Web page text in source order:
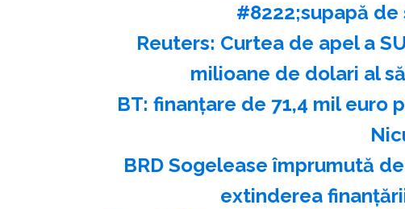
#8222;supapă de
Reuters: Curtea de apel a
milioane de dolari al
BT: finanţare de 71,4 mil euro
BRD Sogelease împrumută
extinderea